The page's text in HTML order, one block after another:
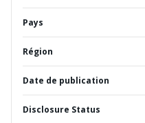
Pays
Région
Date de publication
Disclosure Status